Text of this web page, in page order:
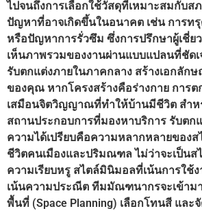
ไปจนถึงการเลือกใช้วัสดุที่เหมาะสมกับส
ปัญหาที่อาจเกิดขึ้นในอนาคต เช่น การท
หรือปัญหาการรั่วซึม ซึ่งการปรึกษาผู้เชี่
เห็นภาพรวมของงานผ่านแบบแปลนที่ชัดเ
รับตกแต่งภายในภาคกลาง สร้างเอกลัก
ของคุณ หากโครงสร้างคือร่างกาย การต
เสมือนจิตวิญญาณที่ทำให้บ้านมีชีวิต สำห
สถานประกอบการที่มองหาบริการ รับตก
ความได้เปรียบคือความหลากหลายของ
ชีวิตคนเมืองและปริมณฑล ไม่ว่าจะเป็นส
ความเรียบหรู สไตล์มินิมอลที่เน้นการใช้
เน้นความประณีต ทีมมัณฑนากรจะเข้าม
พื้นที่ (Space Planning) เลือกโทนสี และ